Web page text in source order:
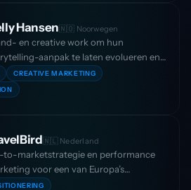
Hansen 🇳🇴 Noorwegen
en creative work om hun
aanpak te laten evolueren en
aan te sluiten bij outdoor-
— met een meer redactionele,
look-and-feel voor
CREATIVE MARKETING
🇳🇱 Nederland
to-marketstrategie en performance
voor een van Europa’s
reisplatformen tijdens hun